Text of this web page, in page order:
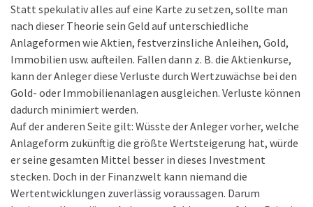
Statt spekulativ alles auf eine Karte zu setzen, sollte man
nach dieser Theorie sein Geld auf unterschiedliche
Anlageformen wie Aktien, festverzinsliche Anleihen, Gold,
Immobilien usw. aufteilen. Fallen dann z. B. die Aktienkurse,
kann der Anleger diese Verluste durch Wertzuwächse bei den
Gold- oder Immobilienanlagen ausgleichen. Verluste können
dadurch minimiert werden.
Auf der anderen Seite gilt: Wüsste der Anleger vorher, welche
Anlageform zukünftig die größte Wertsteigerung hat, würde
er seine gesamten Mittel besser in dieses Investment
stecken. Doch in der Finanzwelt kann niemand die
Wertentwicklungen zuverlässig voraussagen. Darum